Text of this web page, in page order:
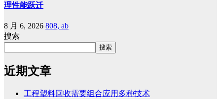
理性能跃迁
8 月 6, 2026 808, ab
搜索
搜索
近期文章
工程塑料回收需要组合应用多种技术